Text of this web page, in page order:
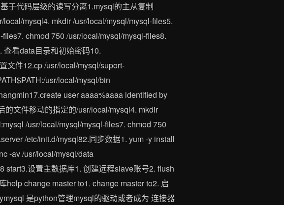
于代码层级的读写分离1.mysql的主从复制
mysql4. mkdir /usr/local/mysql/mysql-files5.
chmod 750 /usr/local/mysql/mysql-files8.
看data目录和初始密码10.
文件12.cp /usr/local/mysql/suport-
usr/local/mysql/bin
user aaaa%aaaa identified by
的文件移动的指定的/usr/local/mysql4. mkdir
/usr/local/mysql/mysql-files7. chmod 750
/etc/init.d/mysql82.同步数据1. yum -y install
-av /usr/local/mysql/data
start3.设置主数据库1. 创建远程slave账号2. flush
help change master to1. change master to2. 启
是python管理mysql的驱动或者成为 连接器